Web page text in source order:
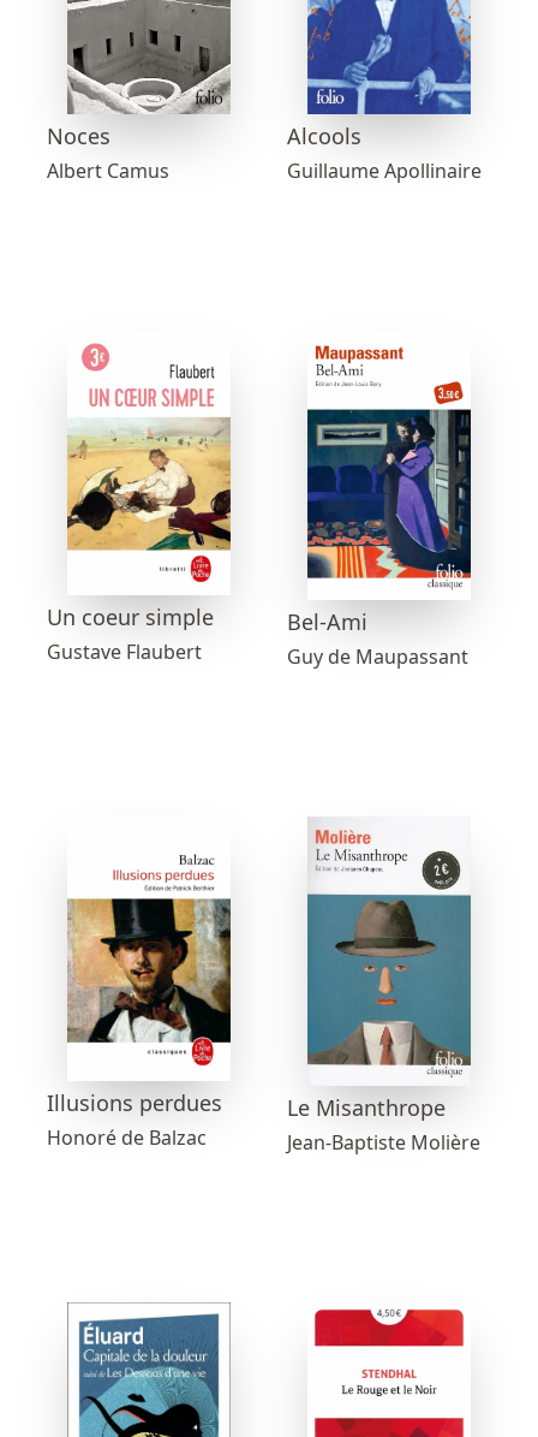
Noces
Albert Camus
Alcools
Guillaume Apollinaire
Un coeur simple
Gustave Flaubert
Bel-Ami
Guy de Maupassant
Illusions perdues
Honoré de Balzac
Le Misanthrope
Jean-Baptiste Molière